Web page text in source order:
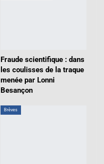
Fraude scientifique : dans
les coulisses de la traque
menée par Lonni
Besançon
Brèves